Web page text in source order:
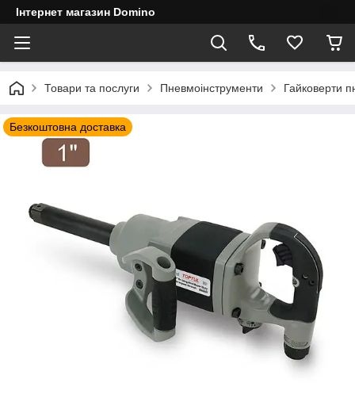
Інтернет магазин Domino
Товари та послуги Пневмоінструменти Гайковерти
Безкоштовна доставка